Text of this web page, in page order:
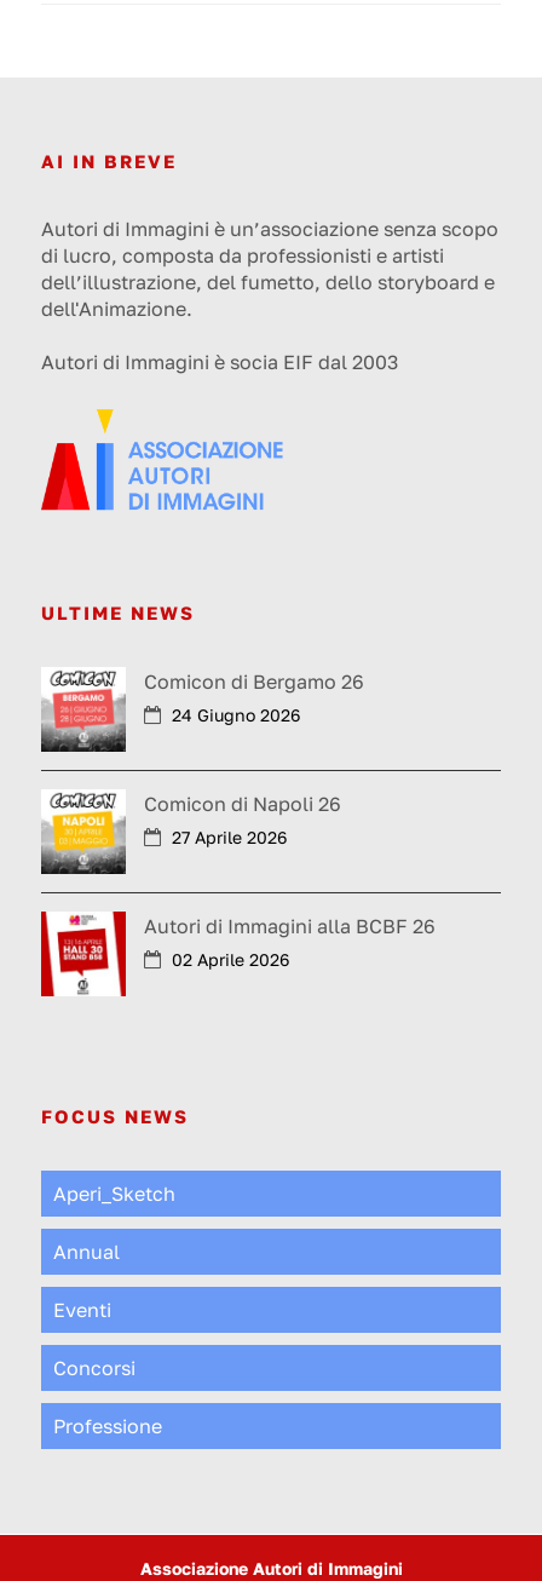
AI IN BREVE
Autori di Immagini è un’associazione senza scopo
di lucro, composta da professionisti e artisti
dell’illustrazione, del fumetto, dello storyboard e
dell'Animazione.
Autori di Immagini è socia EIF dal 2003
ULTIME NEWS
Comicon di Bergamo 26
24 Giugno 2026
Comicon di Napoli 26
27 Aprile 2026
Autori di Immagini alla BCBF 26
02 Aprile 2026
FOCUS NEWS
Aperi_Sketch
Annual
Eventi
Concorsi
Professione
Associazione Autori di Immagini